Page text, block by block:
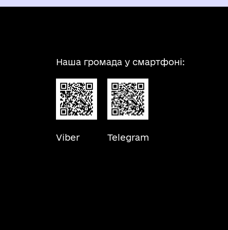
Наша громада у смартфоні:
Viber Telegram